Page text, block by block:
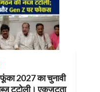
फूंका 2027 का चुनावी
टटोली। एकजुटता